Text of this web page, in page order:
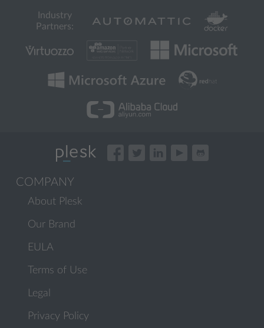
Industry
Partners:
COMPANY
About Plesk
Our Brand
EULA
Terms of Use
Legal
Privacy Policy